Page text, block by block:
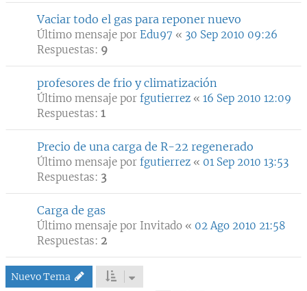
Vaciar todo el gas para reponer nuevo
Último mensaje por Edu97 « 30 Sep 2010 09:26
Respuestas: 9
profesores de frio y climatización
Último mensaje por fgutierrez « 16 Sep 2010 12:09
Respuestas: 1
Precio de una carga de R-22 regenerado
Último mensaje por fgutierrez « 01 Sep 2010 13:53
Respuestas: 3
Carga de gas
Último mensaje por Invitado « 02 Ago 2010 21:58
Respuestas: 2
Nuevo Tema